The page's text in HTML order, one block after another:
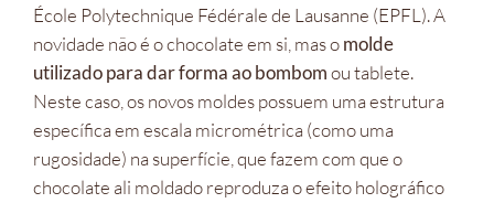
École Polytechnique Fédérale de Lausanne (EPFL). A
novidade não é o chocolate em si, mas omolde
utilizado para dar forma ao bombomou tablete.
Neste caso, os novos moldes possuem uma estrutura
específica em escala micrométrica (como uma
rugosidade) na superfície, que fazem com que o
chocolate ali moldado reproduza o efeito holográfico